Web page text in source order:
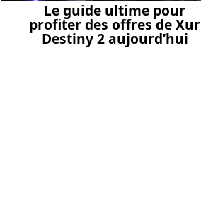
Le guide ultime pour
profiter des offres de Xur
Destiny 2 aujourd’hui